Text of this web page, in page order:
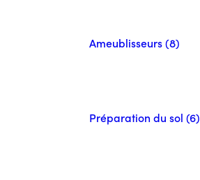
Ameublisseurs (8)
Préparation du sol (6)